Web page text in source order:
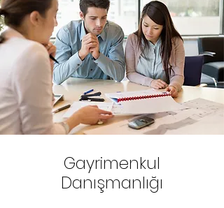
Gayrimenkul
Danışmanlığı